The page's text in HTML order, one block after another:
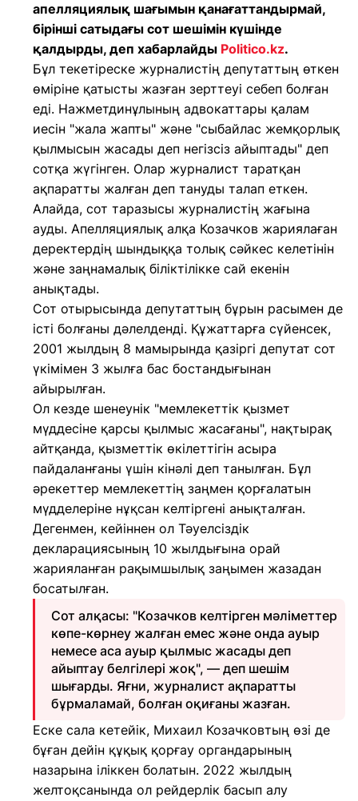
апелляциялық шағымын қанағаттандырмай,
бірінші сатыдағы сот шешімін күшінде
қалдырды, деп хабарлайды Politico.kz.
Бұл текетіреске журналистің депутаттың өткен
өміріне қатысты жазған зерттеуі себеп болған
еді. Нажметдинұлының адвокаттары қалам
иесін "жала жапты" және "сыбайлас жемқорлық
қылмысын жасады деп негізсіз айыптады" деп
сотқа жүгінген. Олар журналист таратқан
ақпаратты жалған деп тануды талап еткен.
Алайда, сот таразысы журналистің жағына
ауды. Апелляциялық алқа Козачков жариялаған
деректердің шындыққа толық сәйкес келетінін
және заңнамалық біліктілікке сай екенін
анықтады.
Сот отырысында депутаттың бұрын расымен де
істі болғаны дәлелденді. Құжаттарға сүйенсек,
2001 жылдың 8 мамырында қазіргі депутат сот
үкімімен 3 жылға бас бостандығынан
айырылған.
Ол кезде шенеунік "мемлекеттік қызмет
мүддесіне қарсы қылмыс жасағаны", нақтырақ
айтқанда, қызметтік өкілеттігін асыра
пайдаланғаны үшін кінәлі деп танылған. Бұл
әрекеттер мемлекеттің заңмен қорғалатын
мүдделеріне нұқсан келтіргені анықталған.
Дегенмен, кейіннен ол Тәуелсіздік
декларациясының 10 жылдығына орай
жарияланған рақымшылық заңымен жазадан
босатылған.
Сот алқасы: "Козачков келтірген мәліметтер
көпе-көрнеу жалған емес және онда ауыр
немесе аса ауыр қылмыс жасады деп
айыптау белгілері жоқ", — деп шешім
шығарды. Яғни, журналист ақпаратты
бұрмаламай, болған оқиғаны жазған.
Еске сала кетейік, Михаил Козачковтың өзі де
бұған дейін құқық қорғау органдарының
назарына іліккен болатын. 2022 жылдың
желтоқсанында ол рейдерлік басып алу